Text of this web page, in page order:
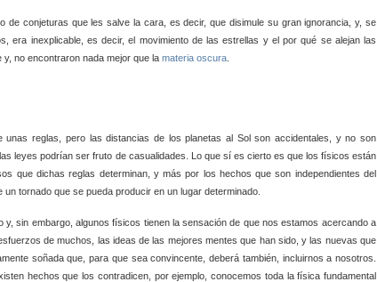
de conjeturas que les salve la cara, es decir, que disimule su gran ignorancia, y, se
era inexplicable, es decir, el movimiento de las estrellas y el por qué se alejan las
no encontraron nada mejor que la materia oscura
reglas, pero las distancias de los planetas al Sol son accidentales, y no son
leyes podrían ser fruto de casualidades. Lo que sí es cierto es que los físicos están
que dichas reglas determinan, y más por los hechos que son independientes del
un tornado que se pueda producir en un lugar determinado.
y, sin embargo, algunos físicos tienen la sensación de que nos estamos acercando a
de muchos, las ideas de las mejores mentes que han sido, y las nuevas que
soñada que, para que sea convincente, deberá también, incluirnos a nosotros.
hechos que los contradicen, por ejemplo, conocemos toda la física fundamental